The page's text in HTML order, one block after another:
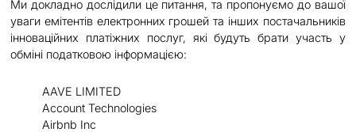
Ми докладно дослідили це питання, та пропонуємо до вашої
уваги емітентів електронних грошей та інших постачальників
інноваційних платіжних послуг, які будуть брати участь у
обміні податковою інформацією:
AAVE LIMITED
Account Technologies
Airbnb Inc